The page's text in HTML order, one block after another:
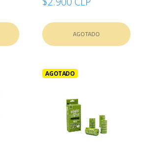
AGOTADO
AGOTADO